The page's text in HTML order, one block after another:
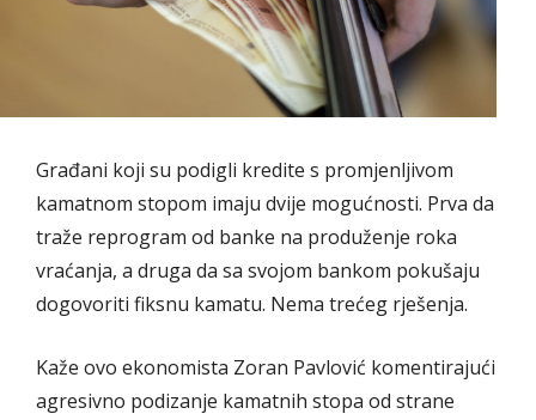
Građani koji su podigli kredite s promjenljivom
kamatnom stopom imaju dvije mogućnosti. Prva da
traže reprogram od banke na produženje roka
vraćanja, a druga da sa svojom bankom pokušaju
dogovoriti fiksnu kamatu. Nema trećeg rješenja.
Kaže ovo ekonomista Zoran Pavlović komentirajući
agresivno podizanje kamatnih stopa od strane